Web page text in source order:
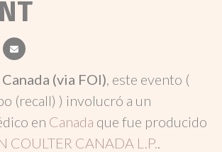
email
(via FOI), este evento (
(recall) ) involucró a un
en Canada que fue producido
COULTER CANADA L.P..